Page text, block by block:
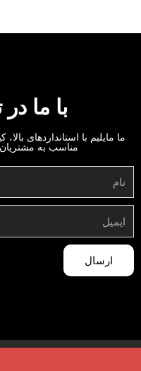
با ما
ما مایلیم با استانداردهای
مناسب به
ارسال